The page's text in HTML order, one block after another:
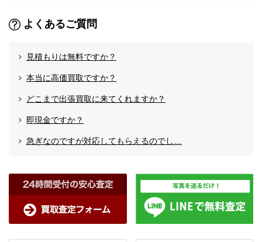
よくあるご質問
見積もりは無料ですか？
本当に高価買取ですか？
どこまで出張買取に来てくれますか？
即現金ですか？
急ぎなのですが対応してもらえるのでし…